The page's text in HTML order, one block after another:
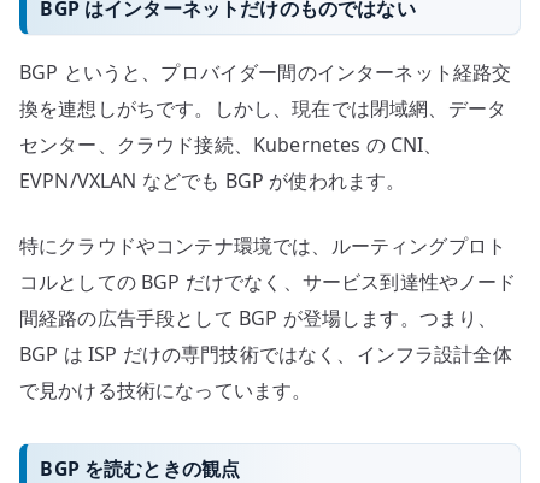
BGP はインターネットだけのものではない
BGP というと、プロバイダー間のインターネット経路交
換を連想しがちです。しかし、現在では閉域網、データ
センター、クラウド接続、Kubernetes の CNI、
EVPN/VXLAN などでも BGP が使われます。
特にクラウドやコンテナ環境では、ルーティングプロト
コルとしての BGP だけでなく、サービス到達性やノード
間経路の広告手段として BGP が登場します。つまり、
BGP は ISP だけの専門技術ではなく、インフラ設計全体
で見かける技術になっています。
BGP を読むときの観点